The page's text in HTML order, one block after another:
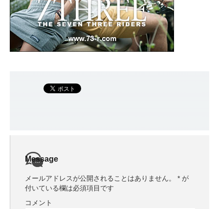
Message
メールアドレスが公開されることはありません。 * が
付いている欄は必須項目です
コメント